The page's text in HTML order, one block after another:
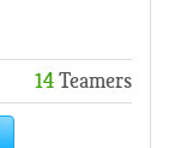
14Teamers